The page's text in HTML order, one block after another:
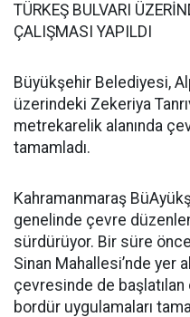
TÜRKEŞ BULVARI
ÇALIŞMASI YAPILDI
Büyükşehir Belediyesi,
üzerindeki Zekeriya
metrekarelik alanında
tamamladı.
Kahramanmaraş
genelinde çevre
sürdürüyor. Bir süre
Sinan Mahallesi’nde yer
çevresinde de başlatılan
bordür uygulamaları